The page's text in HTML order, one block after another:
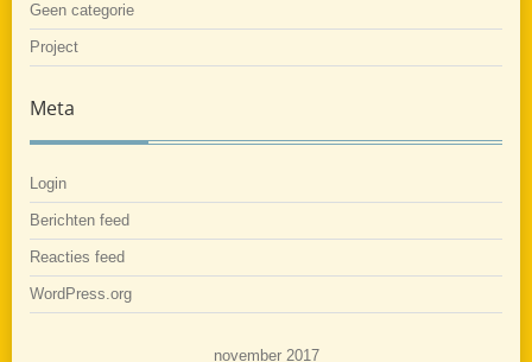
Geen categorie
Project
Meta
Login
Berichten feed
Reacties feed
WordPress.org
november 2017